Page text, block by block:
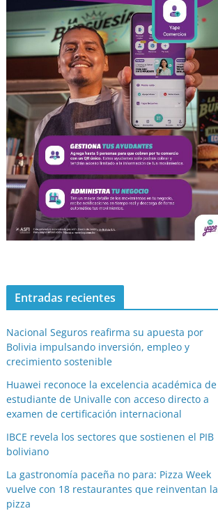
Entradas recientes
Nacional Seguros reafirma su apuesta por
Bolivia impulsando inversión, empleo y
crecimiento sostenible
Huawei reconoce la excelencia académica de
estudiante de Univalle con acceso directo a
examen de certificación internacional
IBCE revela los sectores que sostienen el PIB
boliviano
La gastronomía paceña no para: Pizza Week
vuelve con 18 restaurantes que reinventan la
pizza